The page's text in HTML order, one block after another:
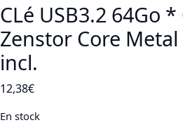
CLé USB3.2 64Go *
Zenstor Core Metal
incl.
12,38€
En stock